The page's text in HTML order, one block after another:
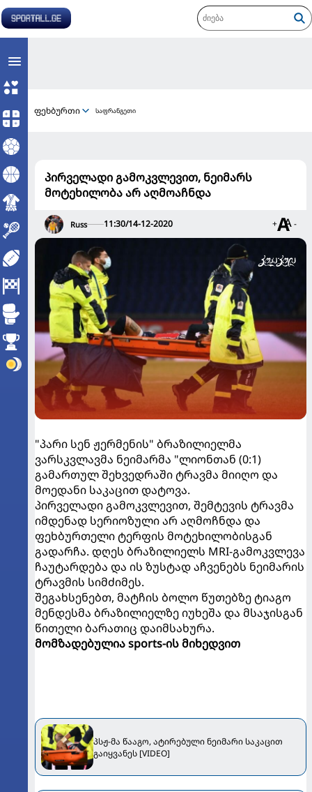
ფეხბურთი საფრანგეთი
პირველადი გამოკვლევით, ნეიმარს
მოტეხილობა არ აღმოაჩნდა
Russ 11:30/14-12-2020 + -
"პარი სენ ჟერმენის" ბრაზილიელმა
ვარსკვლავმა ნეიმარმა "ლიონთან (0:1)
გამართულ შეხვედრაში ტრავმა მიიღო და
მოედანი საკაცით დატოვა.
პირველადი გამოკვლევით, შემტევის ტრავმა
იმდენად სერიოზული არ აღმოჩნდა და
ფეხბურთელი ტერფის მოტეხილობისგან
გადარჩა. დღეს ბრაზილიელს MRI-გამოკვლევა
ჩაუტარდება და ის ზუსტად აჩვენებს ნეიმარის
ტრავმის სიმძიმეს.
შეგახსენებთ, მატჩის ბოლო წუთებზე ტიაგო
მენდესმა ბრაზილიელზე იუხეშა და მსაჯისგან
წითელი ბარათიც დაიმსახურა.
მომზადებულია sports-ის მიხედვით
პსჟ-მა წააგო, ატირებული ნეიმარი საკაცით
გაიყვანეს [VIDEO]